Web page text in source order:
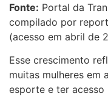
Fonte: Portal da
compilado por
(acesso em abril de
Esse crescimento
muitas mulheres em
esporte e ter acesso